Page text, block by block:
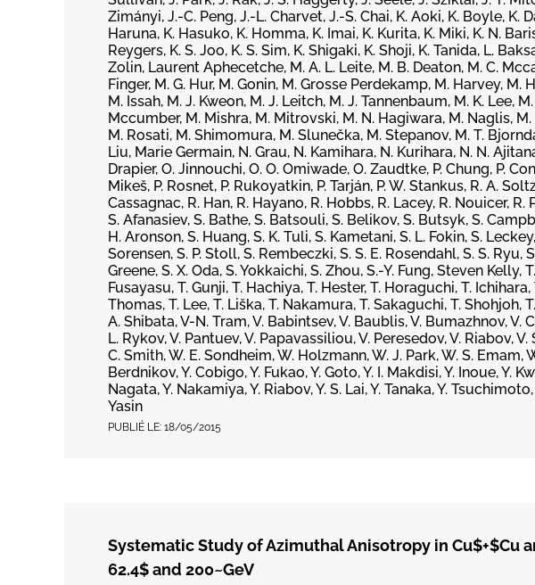
Zimányi, J.-C. Peng, J.-L. Charvet, J.-S. Chai, K. Aoki, K. Boyle, K.
Haruna, K. Hasuko, K. Homma, K. Imai, K. Kurita, K. Miki, K. N.
Reygers, K. S. Joo, K. S. Sim, K. Shigaki, K. Shoji, K. Tanida, L.
Zolin, Laurent Aphecetche, M. A. L. Leite, M. B. Deaton, M. C.
Finger, M. G. Hur, M. Gonin, M. Grosse Perdekamp, M. Harvey,
M. Issah, M. J. Kweon, M. J. Leitch, M. J. Tannenbaum, M. K. Lee,
Mccumber, M. Mishra, M. Mitrovski, M. N. Hagiwara, M. Naglis,
M. Rosati, M. Shimomura, M. Slunečka, M. Stepanov, M. T.
Liu, Marie Germain, N. Grau, N. Kamihara, N. Kurihara, N. N.
Drapier, O. Jinnouchi, O. O. Omiwade, O. Zaudtke, P. Chung, P.
Mikeš, P. Rosnet, P. Rukoyatkin, P. Tarján, P. W. Stankus, R. A.
Cassagnac, R. Han, R. Hayano, R. Hobbs, R. Lacey, R. Nouicer, R.
S. Afanasiev, S. Bathe, S. Batsouli, S. Belikov, S. Butsyk, S.
H. Aronson, S. Huang, S. K. Tuli, S. Kametani, S. L. Fokin, S.
Sorensen, S. P. Stoll, S. Rembeczki, S. S. E. Rosendahl, S. S. Ryu,
Greene, S. X. Oda, S. Yokkaichi, S. Zhou, S.-Y. Fung, Steven Kelly,
Fusayasu, T. Gunji, T. Hachiya, T. Hester, T. Horaguchi, T.
Thomas, T. Lee, T. Liška, T. Nakamura, T. Sakaguchi, T. Shohjoh,
A. Shibata, V-N. Tram, V. Babintsev, V. Baublis, V. Bumazhnov, V.
L. Rykov, V. Pantuev, V. Papavassiliou, V. Peresedov, V. Riabov,
C. Smith, W. E. Sondheim, W. Holzmann, W. J. Park, W. S. Emam,
Berdnikov, Y. Cobigo, Y. Fukao, Y. Goto, Y. I. Makdisi, Y. Inoue, Y.
Nagata, Y. Nakamiya, Y. Riabov, Y. S. Lai, Y. Tanaka, Y.
Yasin
PUBLIÉ LE: 18/05/2015
Systematic Study of Azimuthal Anisotropy in Cu$+$Cu
62.4$ and 200~GeV